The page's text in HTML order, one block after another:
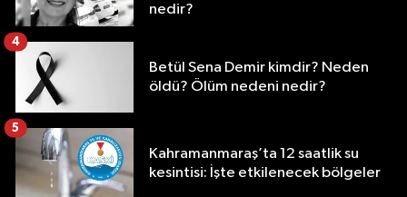
nedir?
Betül Sena Demir kimdir? Neden
öldü? Ölüm nedeni nedir?
4
Kahramanmaraş’ta 12 saatlik su
kesintisi: İşte etkilenecek bölgeler
5